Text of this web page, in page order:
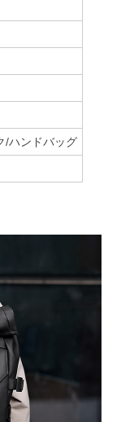
/ハンドバッグ